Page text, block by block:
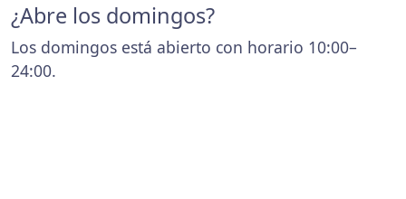
¿Abre los domingos?
Los domingos está abierto con horario 10:00–
24:00.